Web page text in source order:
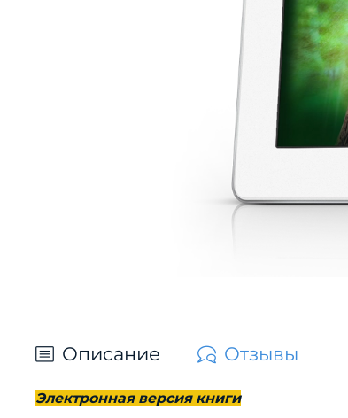
Описание Отзывы
Электронная версия книги